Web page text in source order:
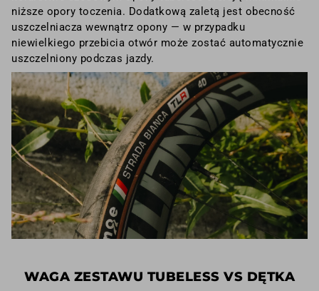
niższe opory toczenia. Dodatkową zaletą jest obecność
uszczelniacza wewnątrz opony — w przypadku
niewielkiego przebicia otwór może zostać automatycznie
uszczelniony podczas jazdy.
WAGA ZESTAWU TUBELESS VS DĘTKA